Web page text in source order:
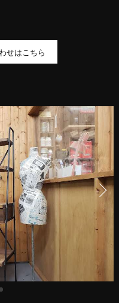
せはこちら